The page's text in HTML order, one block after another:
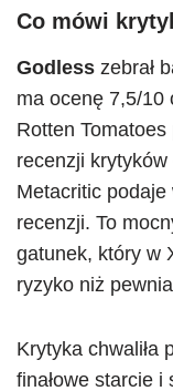
Co mówi
Godless zebrał
ma ocenę 7,5/10
Rotten
recenzji
Metacritic
recenzji. To
gatunek, który w
ryzyko niż
Krytyka chwaliła
finałowe starcie i